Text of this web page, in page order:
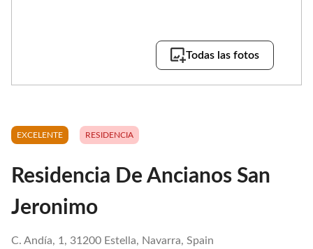
Todas las fotos
EXCELENTE RESIDENCIA
Residencia De Ancianos San
Jeronimo
C. Andía, 1, 31200 Estella, Navarra, Spain